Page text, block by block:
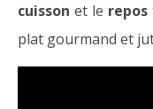
cuisson et le repos
plat gourmand et